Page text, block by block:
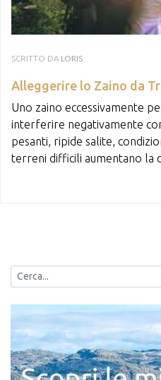
SCRITTO DA LORIS
Alleggerire lo Zaino da
Uno zaino eccessivamente
interferire negativamente
pesanti, ripide salite,
terreni difficili aumentano la